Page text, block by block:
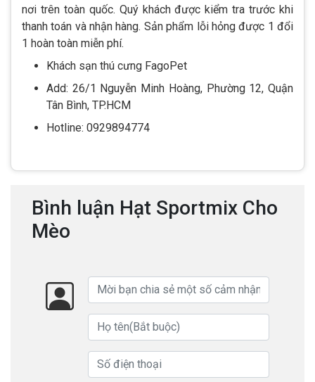
nơi trên toàn quốc. Quý khách được kiểm tra trước khi
thanh toán và nhận hàng. Sản phẩm lỗi hỏng được 1 đổi
1 hoàn toàn miễn phí.
Khách sạn thú cưng FagoPet
Add: 26/1 Nguyễn Minh Hoàng, Phường 12, Quận
Tân Bình, TP.HCM
Hotline: 0929894774
Bình luận Hạt Sportmix Cho
Mèo